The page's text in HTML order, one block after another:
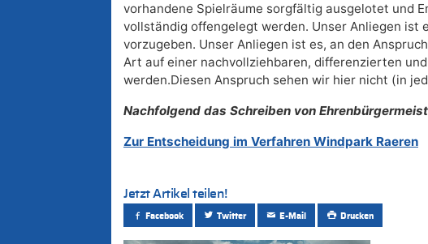
vorhandene Spielräume sorgfältig ausgelotet und
vollständig offengelegt werden. Unser Anliegen ist
vorzugeben. Unser Anliegen ist es, an den
Art auf einer nachvollziehbaren, differenzierten
werden.Diesen Anspruch sehen wir hier nicht (in
Nachfolgend das Schreiben von
Zur Entscheidung im Verfahren Windpark Raeren
Jetzt Artikel teilen!
Facebook Twitter E-Mail Drucken